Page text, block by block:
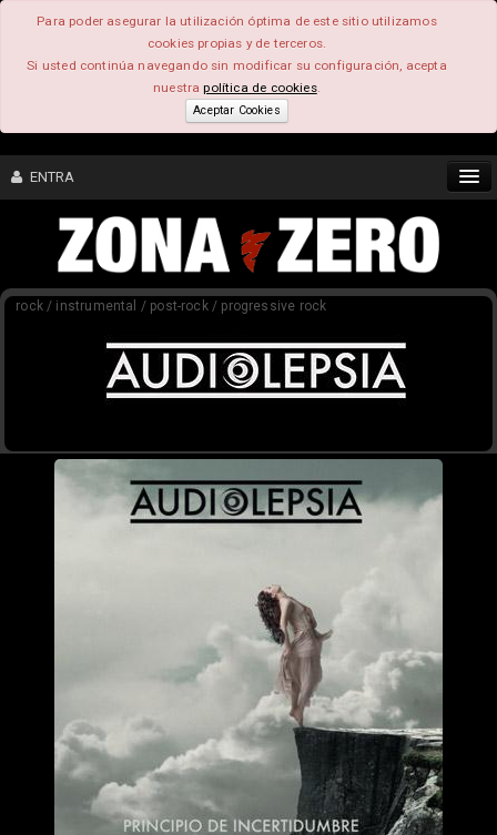
Para poder asegurar la utilización óptima de este sitio utilizamos
cookies propias y de terceros.
Si usted continúa navegando sin modificar su configuración, acepta
nuestrapolítica de cookies.
Aceptar Cookies
ENTRA
CONTENIDO
FEEEDBACK
rock / instrumental / post-rock / progressive rock